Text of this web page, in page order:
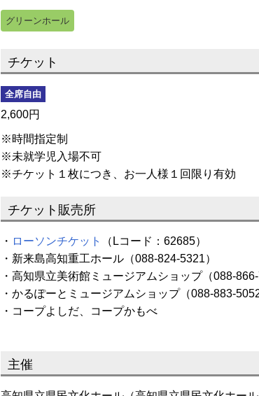
グリーンホール
チケット
全席自由
2,600円
※時間指定制
※未就学児入場不可
※チケット１枚につき、お一人様１回限り有効
チケット販売所
・ ローソンチケット
（Lコード：62685）
・新来島高知重工ホール（088-824-5321）
・高知県立美術館ミュージアムショップ（088-866-
・かるぽーとミュージアムショップ（088-883-5052
・コープよしだ、コープかもべ
主催